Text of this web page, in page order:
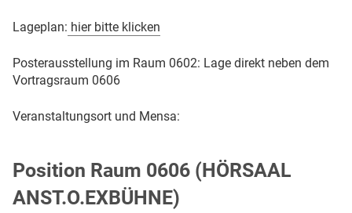
Lageplan: hier bitte klicken
Posterausstellung im Raum 0602: Lage direkt neben dem
Vortragsraum 0606
Veranstaltungsort und Mensa:
Position Raum 0606 (HÖRSAAL
ANST.O.EXBÜHNE)